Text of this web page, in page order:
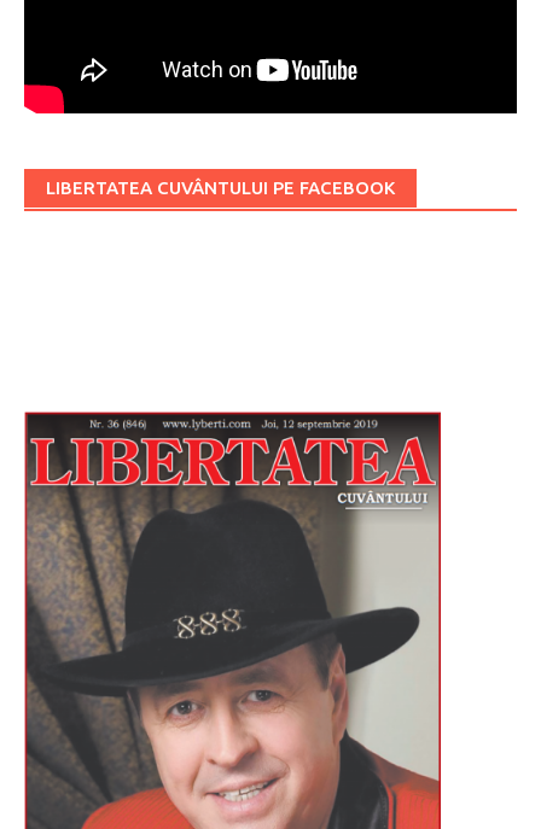
LIBERTATEA CUVÂNTULUI PE FACEBOOK